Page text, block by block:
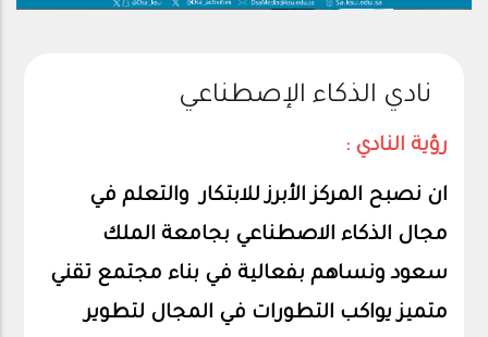
نادي الذكاء الإصطناعي
رؤية النادي :
ان نصبح المركز الأبرز للابتكار والتعلم في
مجال الذكاء الاصطناعي بجامعة الملك
سعود ونساهم بفعالية في بناء مجتمع تقني
متميز يواكب التطورات في المجال لتطوير